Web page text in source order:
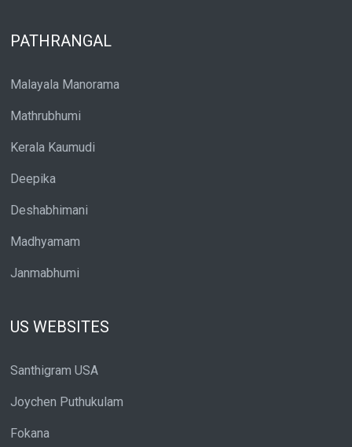
PATHRANGAL
Malayala Manorama
Mathrubhumi
Kerala Kaumudi
Deepika
Deshabhimani
Madhyamam
Janmabhumi
US WEBSITES
Santhigram USA
Joychen Puthukulam
Fokana